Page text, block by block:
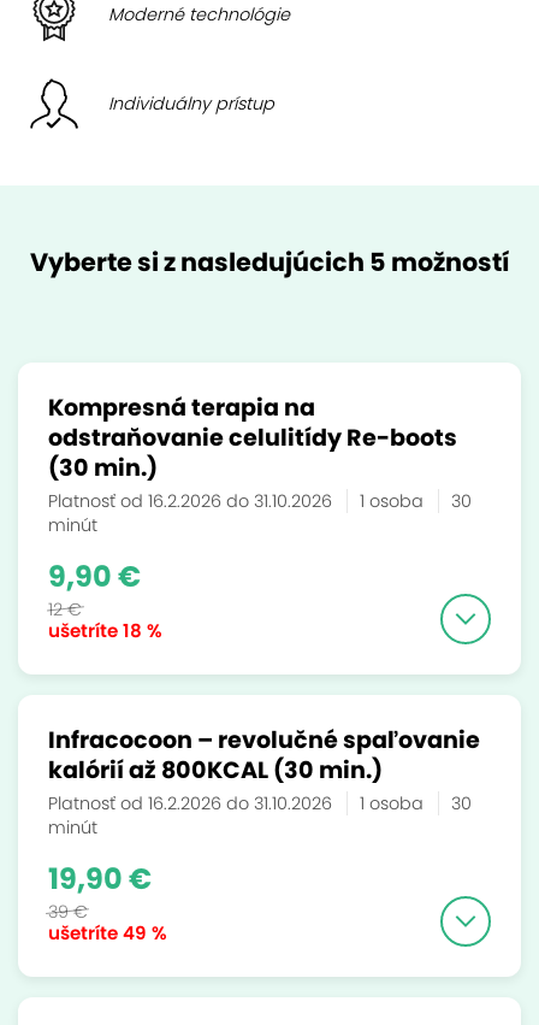
Moderné technológie
Individuálny prístup
Vyberte si z nasledujúcich 5 možností
Kompresná terapia na
odstraňovanie celulitídy Re-boots
(30 min.)
Platnosť od 16.2.2026 do 31.10.2026 1 osoba
30
minút
ušetríte18 %
9,90 €
12 €
Infracocoon – revolučné spaľovanie
kalórií až 800KCAL (30 min.)
Platnosť od 16.2.2026 do 31.10.2026 1 osoba
30
minút
ušetríte49 %
19,90 €
39 €